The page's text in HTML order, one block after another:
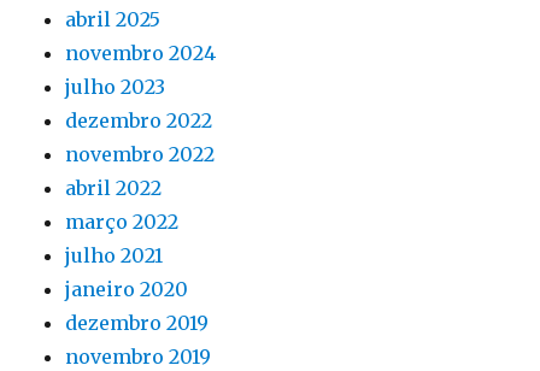
abril 2025
novembro 2024
julho 2023
dezembro 2022
novembro 2022
abril 2022
março 2022
julho 2021
janeiro 2020
dezembro 2019
novembro 2019